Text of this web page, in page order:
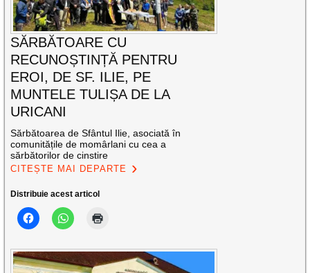
SĂRBĂTOARE CU
RECUNOȘTINȚĂ PENTRU
EROI, DE SF. ILIE, PE
MUNTELE TULIȘA DE LA
URICANI
Sărbătoarea de Sfântul Ilie, asociată în
comunitățile de momârlani cu cea a
sărbătorilor de cinstire
CITEȘTE MAI DEPARTE
Distribuie acest articol